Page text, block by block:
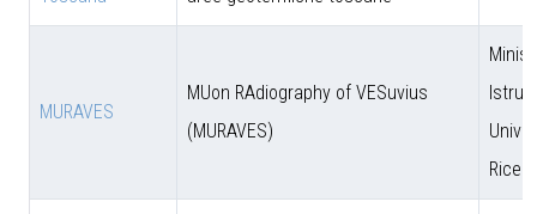
MURAVES
MUon RAdiography of VESuvius
(MURAVES)